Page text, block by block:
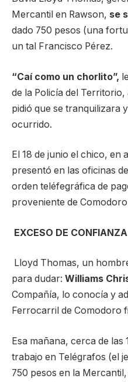
Mercantil en Rawson, se
dado 750 pesos (una
un tal Francisco Pérez.
“Caí como un chorlito”,
de la Policía del
pidió que se tranquilizara
ocurrido.
El 18 de junio el chico, en
presentó en las oficinas
orden teléfegráfica de
proveniente de Comodoro
EXCESO DE CONFIANZA
Lloyd Thomas, un
para dudar: Williams
Compañía, lo conocía y
Ferrocarril de Comodoro
Esa mañana, cerca de
trabajo en Telégrafos (el
750 pesos en la